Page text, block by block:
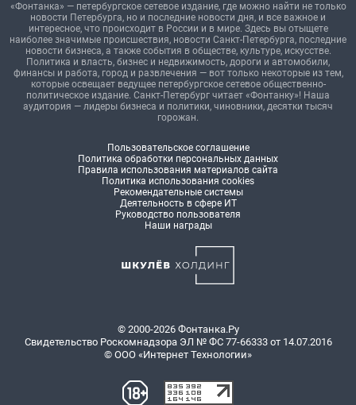
«Фонтанка» — петербургское сетевое издание, где можно найти не только
новости Петербурга, но и последние новости дня, и все важное и
интересное, что происходит в России и в мире. Здесь вы отыщете
наиболее значимые происшествия, новости Санкт-Петербурга, последние
новости бизнеса, а также события в обществе, культуре, искусстве.
Политика и власть, бизнес и недвижимость, дороги и автомобили,
финансы и работа, город и развлечения — вот только некоторые из тем,
которые освещает ведущее петербургское сетевое общественно-
политическое издание. Санкт-Петербург читает «Фонтанку»! Наша
аудитория — лидеры бизнеса и политики, чиновники, десятки тысяч
горожан.
Пользовательское соглашение
Политика обработки персональных данных
Правила использования материалов сайта
Политика использования cookies
Рекомендательные системы
Деятельность в сфере ИТ
Руководство пользователя
Наши награды
© 2000-2026 Фонтанка.Ру
Свидетельство Роскомнадзора ЭЛ № ФС 77-66333 от 14.07.2016
© ООО «Интернет Технологии»